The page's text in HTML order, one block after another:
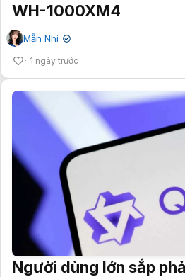
WH-1000XM4
Mẫn Nhi ✔
1 ngày trước
Người dùng lớn sắp